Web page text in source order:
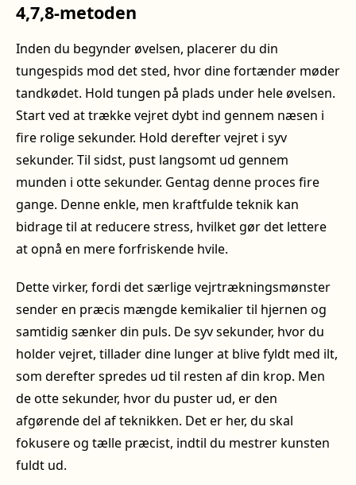
4,7,8-metoden
Inden du begynder øvelsen, placerer du din
tungespids mod det sted, hvor dine fortænder møder
tandkødet. Hold tungen på plads under hele øvelsen.
Start ved at trække vejret dybt ind gennem næsen i
fire rolige sekunder. Hold derefter vejret i syv
sekunder. Til sidst, pust langsomt ud gennem
munden i otte sekunder. Gentag denne proces fire
gange. Denne enkle, men kraftfulde teknik kan
bidrage til at reducere stress, hvilket gør det lettere
at opnå en mere forfriskende hvile.
Dette virker, fordi det særlige vejrtrækningsmønster
sender en præcis mængde kemikalier til hjernen og
samtidig sænker din puls. De syv sekunder, hvor du
holder vejret, tillader dine lunger at blive fyldt med ilt,
som derefter spredes ud til resten af din krop. Men
de otte sekunder, hvor du puster ud, er den
afgørende del af teknikken. Det er her, du skal
fokusere og tælle præcist, indtil du mestrer kunsten
fuldt ud.